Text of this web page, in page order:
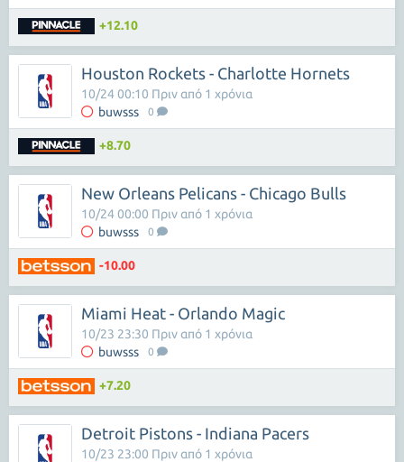
+12.10
Houston Rockets - Charlotte Hornets
buwsss 0
10/24 00:10 Πριν από 1 χρόνια
+8.70
New Orleans Pelicans - Chicago Bulls
buwsss 0
10/24 00:00 Πριν από 1 χρόνια
-10.00
Miami Heat - Orlando Magic
buwsss 0
10/23 23:30 Πριν από 1 χρόνια
+7.20
Detroit Pistons - Indiana Pacers
10/23 23:00 Πριν από 1 χρόνια